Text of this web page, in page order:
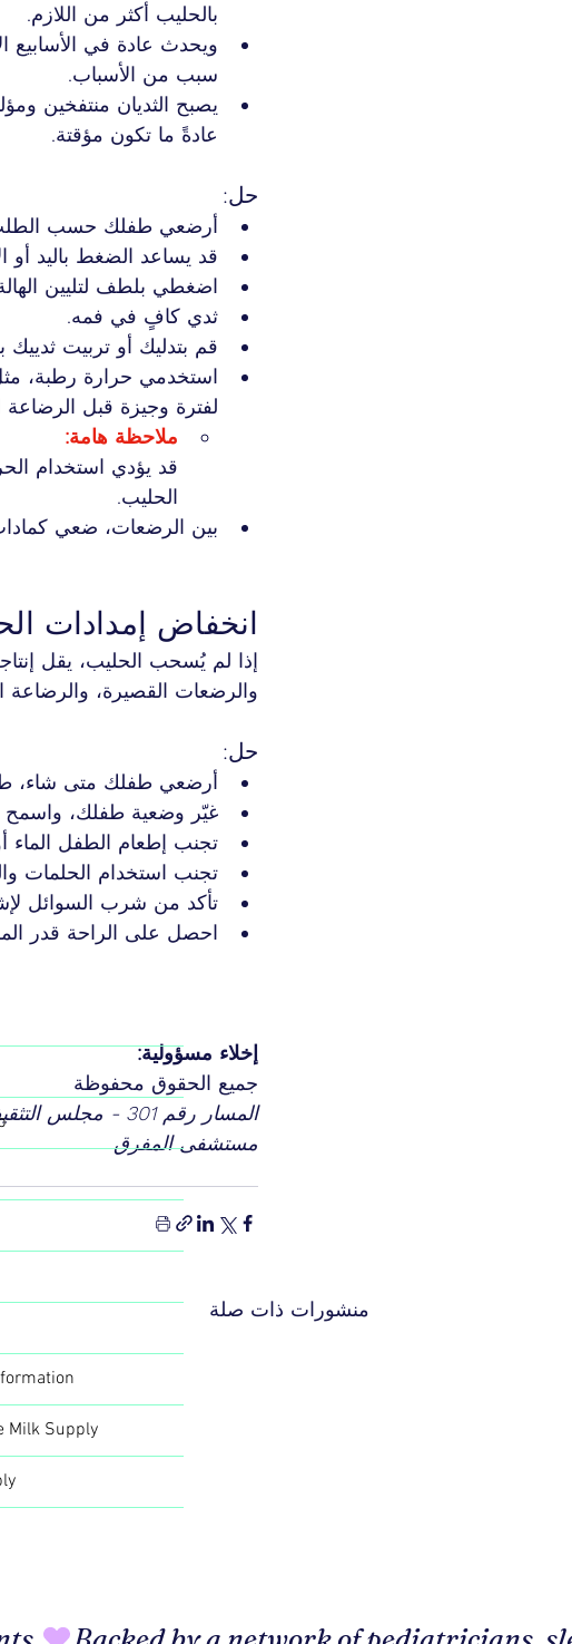
بالحليب أكثر من اللازم.
ويحدث عادة في الأسابيع
سبب من الأسباب.
يصبح الثديان منتفخين
عادةً ما تكون مؤقتة.
حل:
أرضعي طفلك حسب
قد يساعد الضغط باليد أو
اضغطي بلطف لتليين
ثدي كافٍ في فمه.
قم بتدليك أو تربيت ثدييك
استخدمي حرارة رطبة،
لفترة وجيزة قبل
ملاحظة هامة:
الحليب.
بين الرضعات، ضعي
انخفاض إمدادات
إذا لم يُسحب الحليب، يقل
والرضعات القصيرة، والرضاعة
حل:
أرضعي طفلك متى شاء،
غيّر وضعية طفلك، واسمح
تجنب إطعام الطفل الماء
تجنب استخدام الحلمات
تأكد من شرب السوائل
احصل على الراحة قدر
إخلاء مسؤولية:
جميع الحقوق محفوظة
المسار رقم
مستشفى المفرق
منشورات ذات صلة
Milk Supply